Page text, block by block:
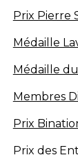
Prix Pierre
Médaille
Médaille
Membres
Prix
Prix des